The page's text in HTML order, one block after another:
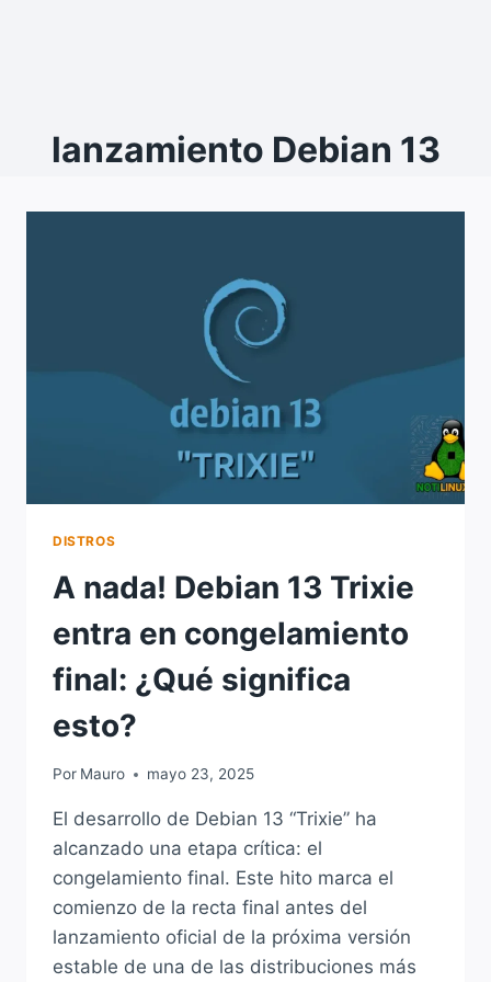
lanzamiento Debian 13
DISTROS
A nada! Debian 13 Trixie
entra en congelamiento
final: ¿Qué significa
esto?
Por Mauro mayo 23, 2025
El desarrollo de Debian 13 “Trixie” ha
alcanzado una etapa crítica: el
congelamiento final. Este hito marca el
comienzo de la recta final antes del
lanzamiento oficial de la próxima versión
estable de una de las distribuciones más